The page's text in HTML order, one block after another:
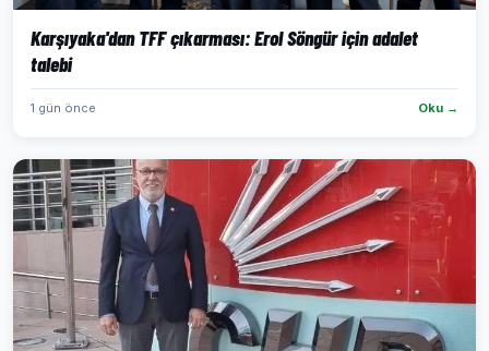
Karşıyaka'dan TFF çıkarması: Erol Söngür için adalet
talebi
1 gün önce Oku →